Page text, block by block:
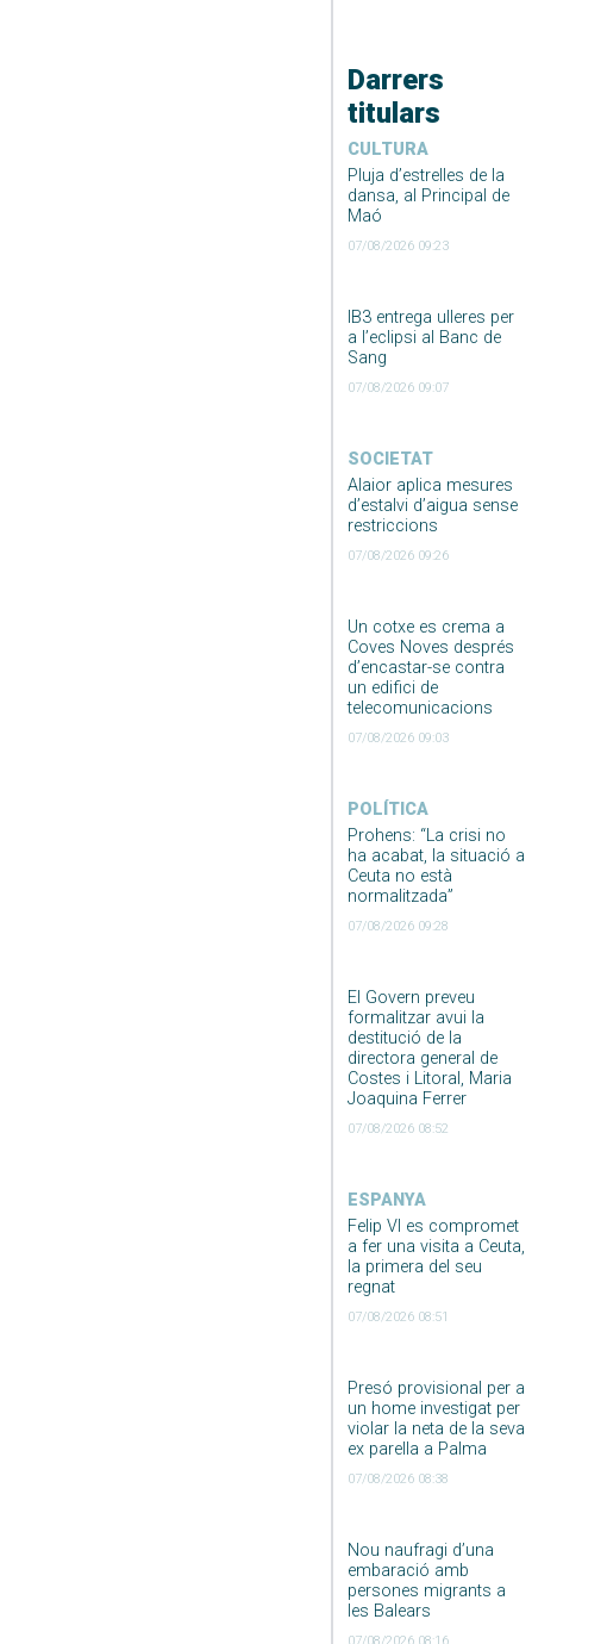
Darrers
titulars
CULTURA
Pluja d’estrelles de la
dansa, al Principal de
Maó
07/08/2026 09:23
IB3 entrega ulleres per
a l’eclipsi al Banc de
Sang
07/08/2026 09:07
SOCIETAT
Alaior aplica mesures
d’estalvi d’aigua sense
restriccions
07/08/2026 09:26
Un cotxe es crema a
Coves Noves després
d’encastar-se contra
un edifici de
telecomunicacions
07/08/2026 09:03
POLÍTICA
Prohens: “La crisi no
ha acabat, la situació a
Ceuta no està
normalitzada”
07/08/2026 09:28
El Govern preveu
formalitzar avui la
destitució de la
directora general de
Costes i Litoral, Maria
Joaquina Ferrer
07/08/2026 08:52
ESPANYA
Felip VI es compromet
a fer una visita a Ceuta,
la primera del seu
regnat
07/08/2026 08:51
Presó provisional per a
un home investigat per
violar la neta de la seva
ex parella a Palma
07/08/2026 08:38
Nou naufragi d’una
embaració amb
persones migrants a
les Balears
07/08/2026 08:16